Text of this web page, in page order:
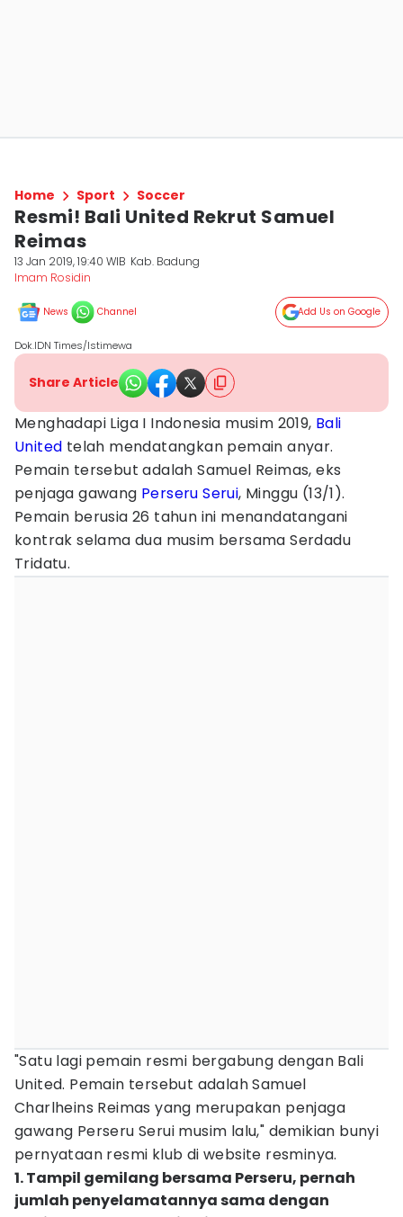
Home Sport Soccer
Resmi! Bali United Rekrut Samuel
Reimas
13 Jan 2019, 19:40 WIB Kab. Badung
Imam Rosidin
News Channel Add Us on Google
Dok.IDN Times/Istimewa
Share Article
Menghadapi Liga I Indonesia musim 2019, Bali
United telah mendatangkan pemain anyar.
Pemain tersebut adalah Samuel Reimas, eks
penjaga gawang Perseru Serui, Minggu (13/1).
Pemain berusia 26 tahun ini menandatangani
kontrak selama dua musim bersama Serdadu
Tridatu.
"Satu lagi pemain resmi bergabung dengan Bali
United. Pemain tersebut adalah Samuel
Charlheins Reimas yang merupakan penjaga
gawang Perseru Serui musim lalu," demikian bunyi
pernyataan resmi klub di website resminya.
1. Tampil gemilang bersama Perseru, pernah
jumlah penyelamatannya sama dengan